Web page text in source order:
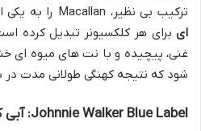
ترکیب بی نظیر، Macallan را به یکی از
ای برای هر کلکسیونر تبدیل کرده
غنی، پیچیده و با نت های میوه
شود که نتیجه کهنگی طولانی مدت
Johnnie Walker Blue Label: آبی کریستالی پرستیژ